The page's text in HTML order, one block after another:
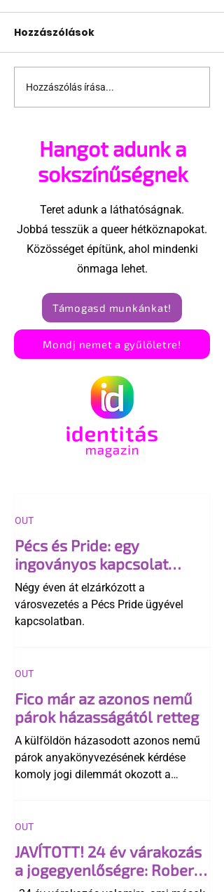
Terrortámadás
árnyékában tartják
Amszterdamban
Hozzászólások
Hozzászólás írása...
Hangot adunk a
sokszínűségnek
Teret adunk a láthatóságnak.
Jobbá tesszük a queer hétköznapokat.
Közösséget építünk, ahol mindenki
önmaga lehet.
Támogasd munkánkat!
Mondj nemet a gyűlöletre!
Pécs és Pride: egy
ingoványos kapcsolat
története
Négy éven át elzárkózott a
városvezetés a Pécs Pride ügyével
kapcsolatban.
OUT
Fico már az azonos nemű
párok házasságától retteg
A külföldön házasodott azonos nemű
párok anyakönyvezésének kérdése
komoly jogi dilemmát okozott a
egyértelműen tiltja a házasságuk
elismerését. Közben az ellenzéken belül
is vita robbant ki arról, hogy vissza
kellene-e vonni a kormány konzervatív
OUT
JAVÍTOTT! 24 év várakozás
a jogegyenlőségre: Robert
Biedroń megindító üzenete
OUT